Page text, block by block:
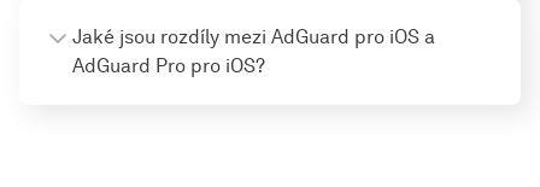
Jaké jsou rozdíly mezi AdGuard pro iOS a
AdGuard Pro pro iOS?